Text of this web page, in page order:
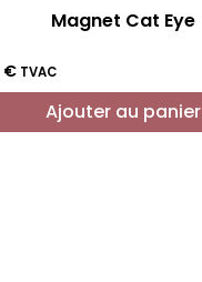
Magnet Cat Eye
€ TVAC
Ajouter au panier